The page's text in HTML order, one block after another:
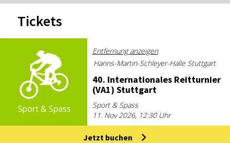
Suchbegriff
Das könnte Sie interessieren
Stadtführungen
Tickets
Citytour
Übernachtung
Erlebnisse
Essen & Trinken
Automobil
Feste & Highlights
Tickets
Entfernung anzeigen
Hanns-Martin-Schleyer-Halle Stuttgart
40. In­ter­na­tio­na­les Reit­tur­nier
(VA1) Stutt­gart
Sport & Spass
11. Nov 2026, 12:30 Uhr
Jetzt buchen